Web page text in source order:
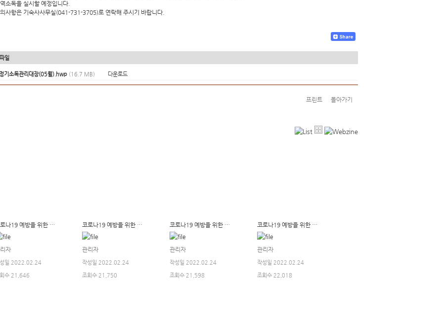
소독을 실시할 예정입니다.
사항은 기숙사사무실(041-731-3705)로 연락해 주시기 바랍니다.
일
정기소독관리대장(05월).hwp (16.7 MB) 다운로드
프린트 돌아가기
코로나19 예방을 위한 기숙사 소독사항 알림(2022년 1월분)
자
일 2022.02.24
수 21,646
코로나19 예방을 위한 기숙사 소독사항 알림(12월분)
관리자
작성일 2022.02.24
조회수 21,750
코로나19 예방을 위한 기숙사 소독사항 알림(11월분)
관리자
작성일 2022.02.24
조회수 21,598
코로나19 예방을 위한 기숙사 소독사항 알림(10월분)
관리자
작성일 2022.02.24
조회수 22,018